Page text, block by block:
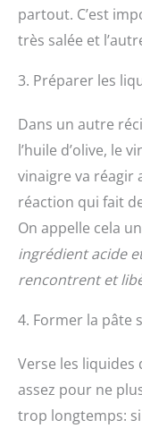
partout. C’est
très salée et
3. Préparer les
Dans un autre
l’huile d’olive, le
vinaigre va réagir
réaction qui fait
On appelle cela
ingrédient acide
rencontrent et
4. Former la pâte
Verse les liquides
assez pour ne
trop longtemps: